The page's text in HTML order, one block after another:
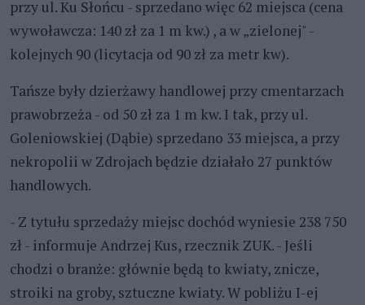
przy ul. Ku Słońcu - sprzedano więc 62 miejsca (cena
wywoławcza: 140 zł za 1 m kw.) , a w „zielonej" -
kolejnych 90 (licytacja od 90 zł za metr kw).
Tańsze były dzierżawy handlowej przy cmentarzach
prawobrzeża - od 50 zł za 1 m kw. I tak, przy ul.
Goleniowskiej (Dąbie) sprzedano 33 miejsca, a przy
nekropolii w Zdrojach będzie działało 27 punktów
handlowych.
- Z tytułu sprzedaży miejsc dochód wyniesie 238 750
zł - informuje Andrzej Kus, rzecznik ZUK. - Jeśli
chodzi o branże: głównie będą to kwiaty, znicze,
stroiki na groby, sztuczne kwiaty. W pobliżu I-ej